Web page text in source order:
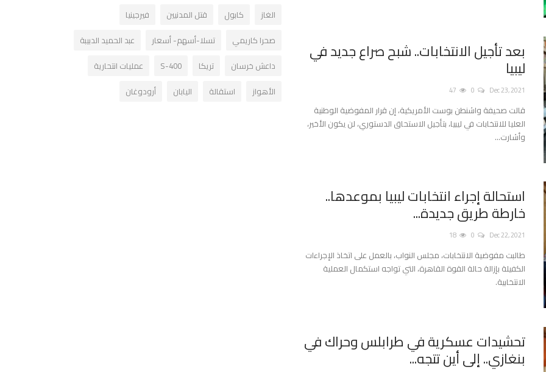
بعد تأجيل الانتخابات.. شبح صراع جديد في
ليبيا
Dec 23, 2021
0
47
قالت صحيفة واشنطن بوست الأمريكية، إن قرار المفوضية الوطنية
العليا للانتخابات في ليبيا، بتأجيل الاستحاق الدستوري، لن يكون الأخير،
وأشارت...
استحالة إجراء انتخابات ليبيا بموعدها..
خارطة طريق جديدة...
Dec 22, 2021
0
18
طالبت مفوضية الانتخابات، مجلس النواب، بالعمل على اتخاذ الإجراءات
الكفيلة بإزالة حالة القوة القاهرة، التي تواجه استكمال العملية
الانتخابية.
تحشيدات عسكرية في طرابلس وحراك في
بنغازي.. إلى أين تتجه...
الغاز كابول قتل المدنيين
فيرجينيا
صحرا كاريمي
تسلا-أسهم- أسعار
عبد الحميد الدبيبة
داعش خرسان
تريكا S-400
عمليات انتحارية
الأهواز
استقالة اليابان أرودوغان